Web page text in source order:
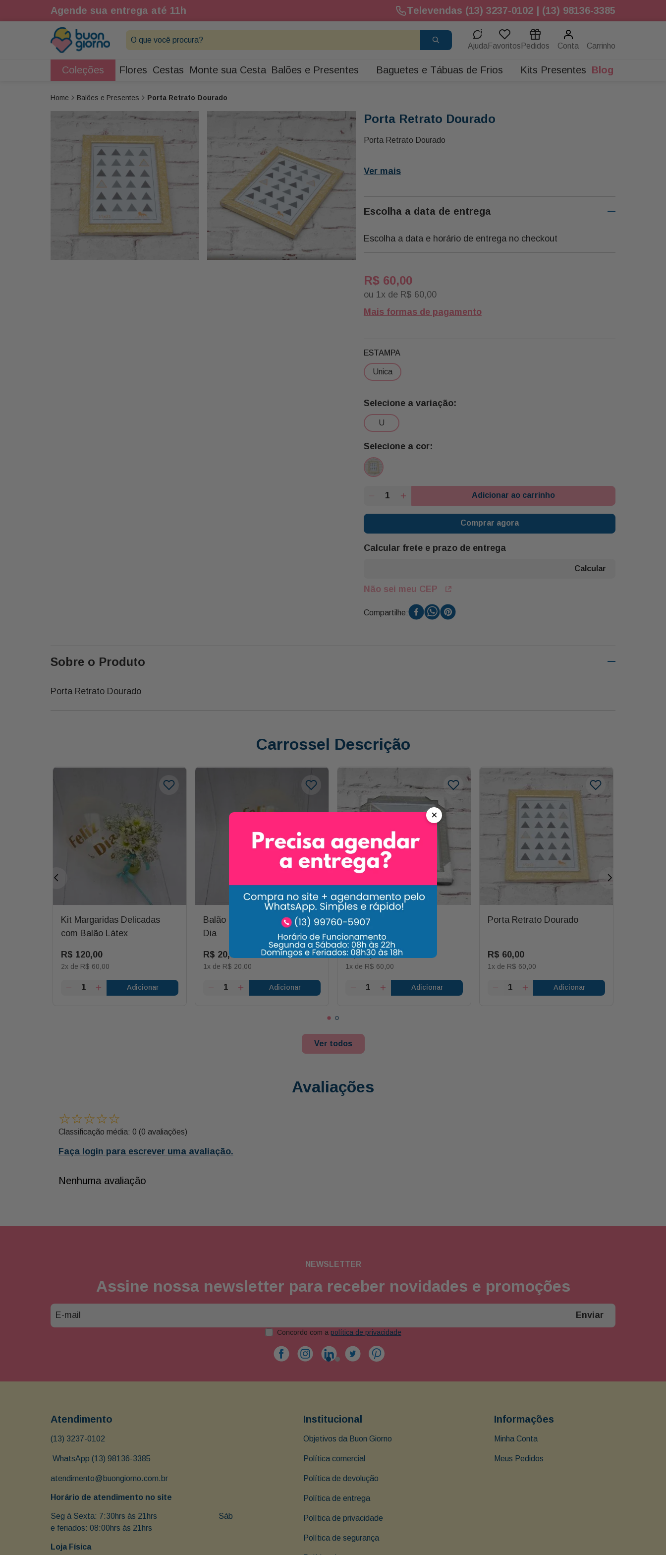
Agende sua entrega até 11h Televendas (13) 3237-0102 | (13) 98136-3385
O que você procura?
Ajuda Favoritos Pedidos Conta
Coleções Flores Cestas Monte sua Cesta Balões e Presentes Baguetes e Tábuas de Frios Kits Presentes Blog
Balões e Presentes Porta Retrato Dourado
Porta Retrato Dourado
Porta Retrato Dourado
Ver mais
Escolha a data de entrega
Escolha a data e horário de entrega no checkout
R$ 60,00
ou 1 x de R$ 60,00
Mais formas de pagamento
u
ESTAMPA
unica
Adicionar ao carrinho
Comprar agora
Calcular frete e prazo de entrega
Não sei meu CEP
Compartilhe:
Sobre o Produto
Porta Retrato Dourado
Carrossel Descrição
Kit Margaridas Delicadas
com Balão Látex
R$ 120,00
2x de R$ 60,00
Adicionar
Balão Látex com Frase Feliz
Dia
R$ 20,00
1x de R$ 20,00
Adicionar
Porta Retrato Prata
R$ 60,00
1x de R$ 60,00
Adicionar
Porta Retrato Dourado
R$ 60,00
1x de R$ 60,00
Adicionar
Ver todos
Avaliações
☆☆☆☆☆
Classificação média: 0 (0 avaliações)
Faça login para escrever uma avaliação.
Nenhuma avaliação
NEWSLETTER
Assine nossa newsletter para receber novidades e promoções
Enviar
Concordo com a política de privacidade
Atendimento
(13) 3237-0102
WhatsApp (13) 98136-3385
atendimento@buongiorno.com.br
Horário de atendimento no site
Seg à Sexta: 7:30hrs às 21hrs                               Sáb
e feriados: 08:00hrs às 21hrs
Loja Física
Institucional
Objetivos da Buon Giorno
Política comercial
Política de devolução
Política de entrega
Política de privacidade
Política de segurança
Informações
Minha Conta
Meus Pedidos
×